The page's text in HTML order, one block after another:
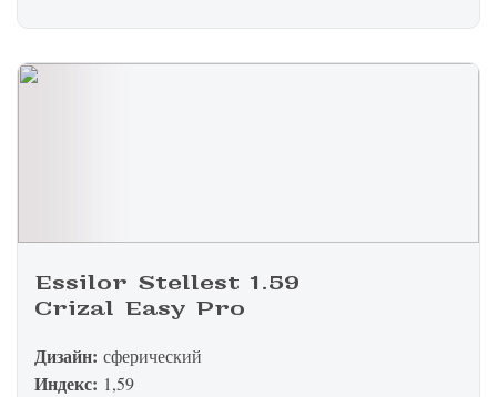
Essilor Stellest 1.59
Crizal Easy Pro
Дизайн: сферический
Индекс: 1,59